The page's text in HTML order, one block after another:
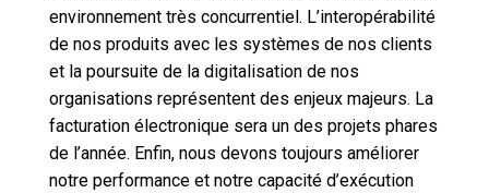
environnement très concurrentiel. L’interopérabilité
de nos produits avec les systèmes de nos clients
et la poursuite de la digitalisation de nos
organisations représentent des enjeux majeurs. La
facturation électronique sera un des projets phares
de l’année. Enfin, nous devons toujours améliorer
notre performance et notre capacité d’exécution